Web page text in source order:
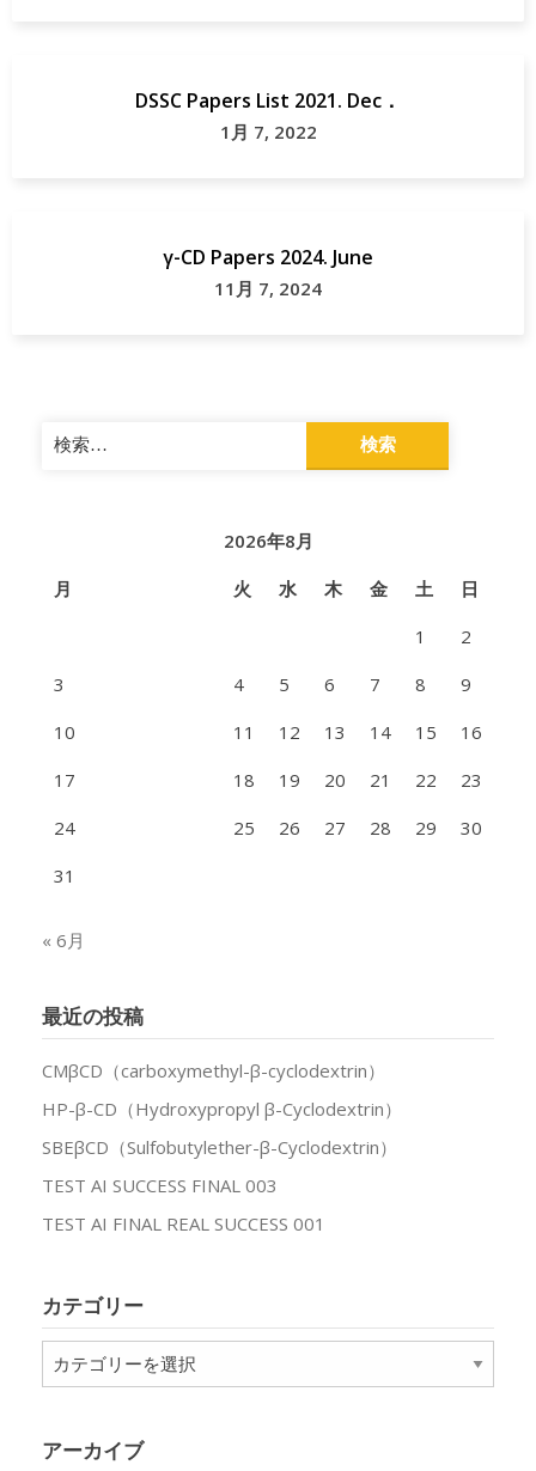
DSSC Papers List 2021. Dec．
1月 7, 2022
γ-CD Papers 2024. June
11月 7, 2024
検
索:
2026年8月
月
火 水 木 金 土
日
1
2
3
4 5 6 7 8
9
10
11 12 13 14 15
16
17
18 19 20 21 22
23
24
25 26 27 28 29
30
31
« 6月
最近の投稿
CMβCD（carboxymethyl-β-cyclodextrin）
HP-β-CD（Hydroxypropyl β-Cyclodextrin）
SBEβCD（Sulfobutylether-β-Cyclodextrin）
TEST AI SUCCESS FINAL 003
TEST AI FINAL REAL SUCCESS 001
カテゴリー
テ
ー
アーカイブ